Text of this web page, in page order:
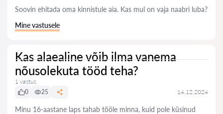
Soovin ehitada oma kinnistule aia. Kas mul on vaja naabri luba?
Mine vastusele
Kas alaealine võib ilma vanema
nõusolekuta tööd teha?
1 vastus
0
25 14.12.2024
Minu 16-aastane laps tahab tööle minna, kuid pole küsinud